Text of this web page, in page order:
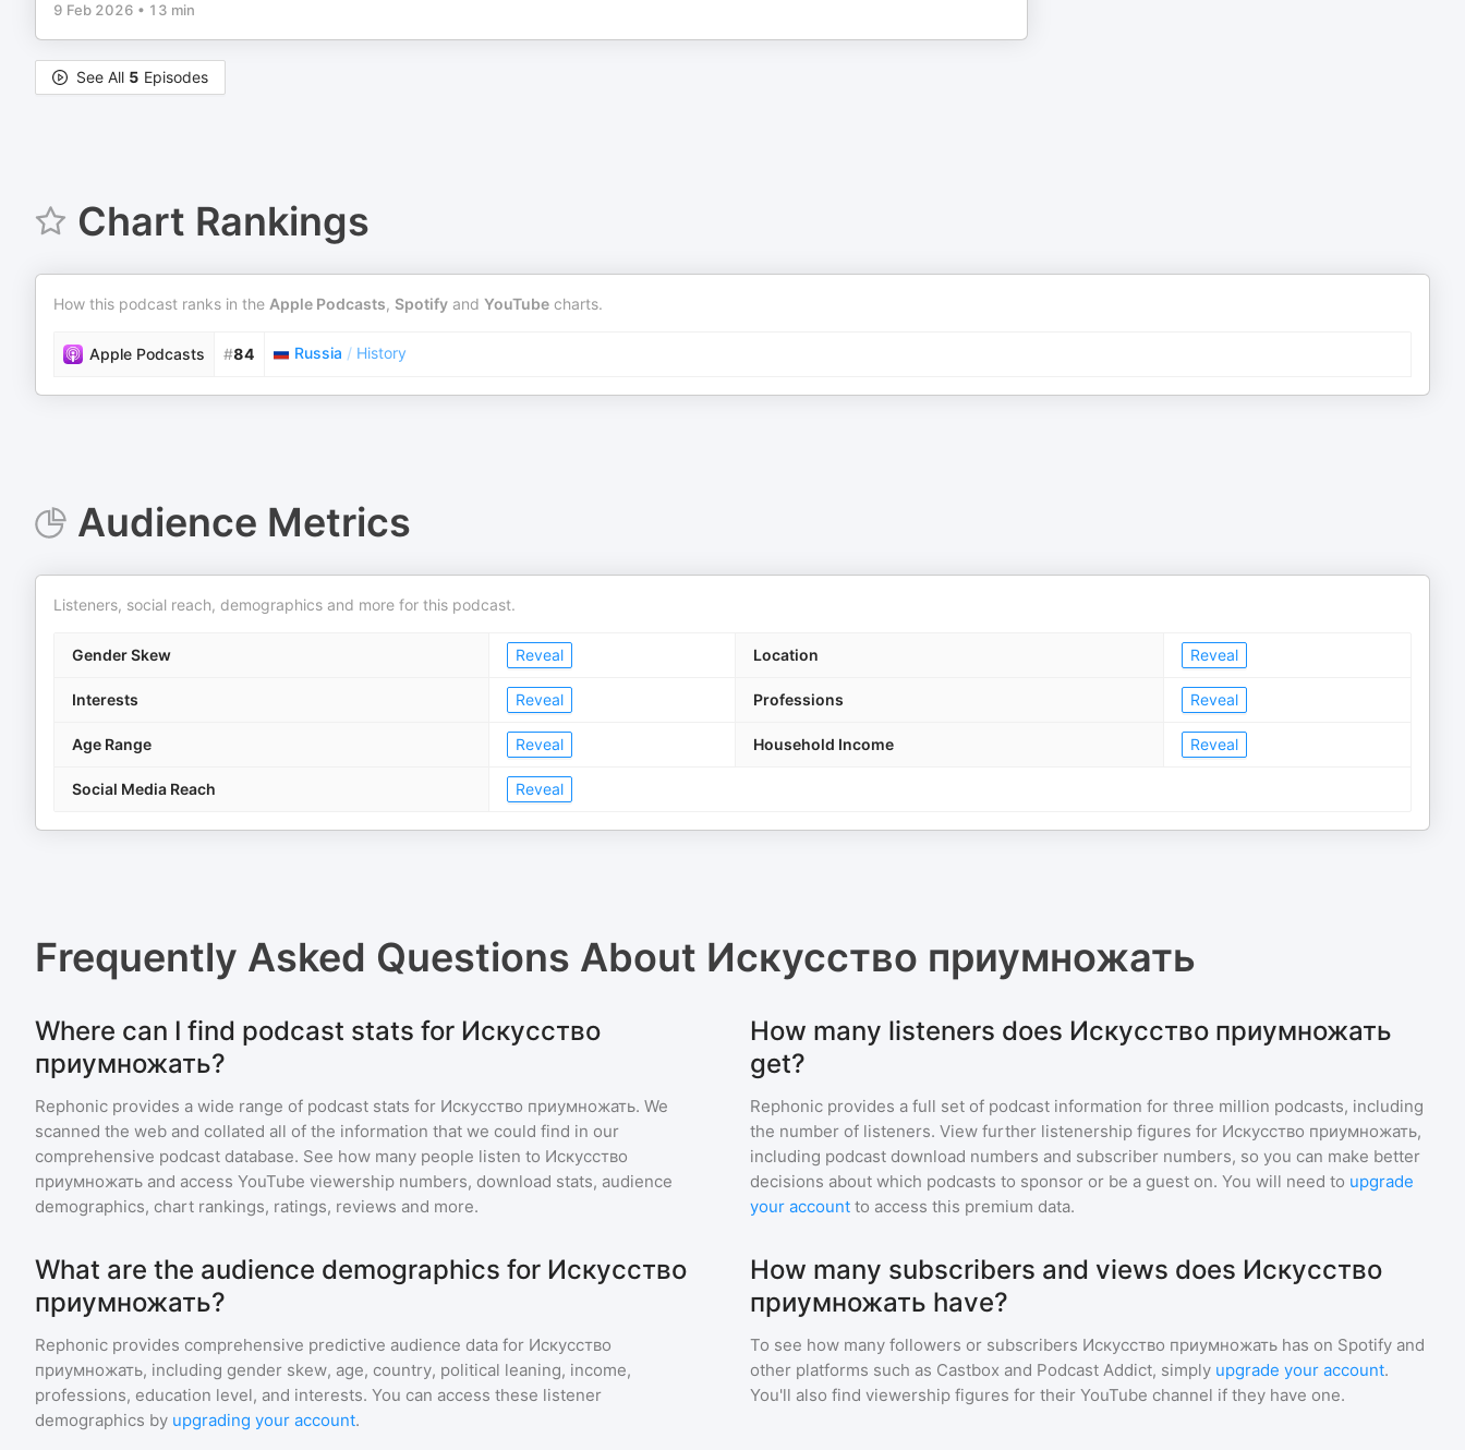
9 Feb 2026 • 13 min
See All 5 Episodes
Chart Rankings
How this podcast ranks in the Apple Podcasts, Spotify and YouTube charts.
Apple Podcasts #84 Russia / History
Audience Metrics
Listeners, social reach, demographics and more for this podcast.
Gender Skew Reveal Location Reveal
Interests Reveal Professions Reveal
Age Range Reveal Household Income Reveal
Social Media Reach Reveal
Frequently Asked Questions About Искусство приумножать
Where can I find podcast stats for Искусство
приумножать?
Rephonic provides a wide range of podcast stats for Искусство приумножать. We
scanned the web and collated all of the information that we could find in our
comprehensive podcast database. See how many people listen to Искусство
приумножать and access YouTube viewership numbers, download stats, audience
demographics, chart rankings, ratings, reviews and more.
How many listeners does Искусство приумножать
get?
Rephonic provides a full set of podcast information for three million podcasts, including
the number of listeners. View further listenership figures for Искусство приумножать,
including podcast download numbers and subscriber numbers, so you can make better
decisions about which podcasts to sponsor or be a guest on. You will need to upgrade
your account to access this premium data.
What are the audience demographics for Искусство
приумножать?
Rephonic provides comprehensive predictive audience data for Искусство
приумножать, including gender skew, age, country, political leaning, income,
professions, education level, and interests. You can access these listener
demographics by upgrading your account.
How many subscribers and views does Искусство
приумножать have?
To see how many followers or subscribers Искусство приумножать has on Spotify and
other platforms such as Castbox and Podcast Addict, simply upgrade your account.
You'll also find viewership figures for their YouTube channel if they have one.